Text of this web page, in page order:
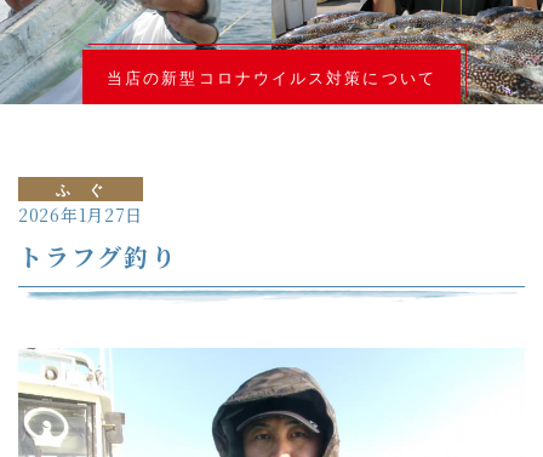
当店の新型コロナウイルス対策について
ふ ぐ
2026年1月27日
トラフグ釣り